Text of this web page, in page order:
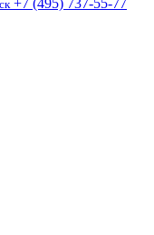
+7 (495) 737-55-77